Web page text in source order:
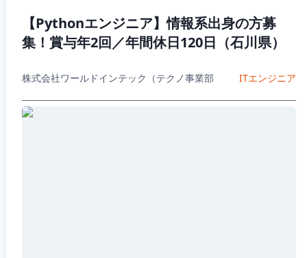
【Pythonエンジニア】情報系出身の方募
集！賞与年2回／年間休日120日（石川県）
株式会社ワールドインテック（テクノ事業部 ITエンジニア